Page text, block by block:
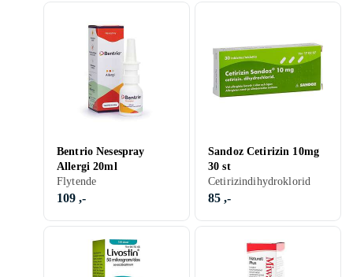
Bentrio Nesespray
Allergi 20ml
Flytende
109 ,-
Sandoz Cetirizin 10mg
30 st
Cetirizindihydroklorid
85 ,-